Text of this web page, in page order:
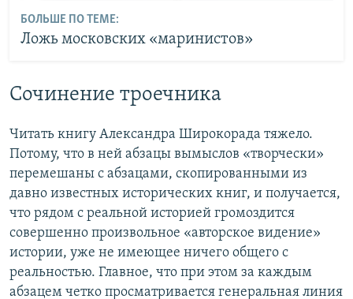
БОЛЬШЕ ПО ТЕМЕ:
Ложь московских «маринистов»
Сочинение троечника
Читать книгу Александра Широкорада тяжело.
Потому, что в ней абзацы вымыслов «творчески»
перемешаны с абзацами, скопированными из
давно известных исторических книг, и получается,
что рядом с реальной историей громоздится
совершенно произвольное «авторское видение»
истории, уже не имеющее ничего общего с
реальностью. Главное, что при этом за каждым
абзацем четко просматривается генеральная линия